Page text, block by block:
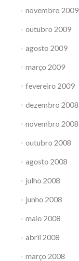
novembro 2009
outubro 2009
agosto 2009
março 2009
fevereiro 2009
dezembro 2008
novembro 2008
outubro 2008
agosto 2008
julho 2008
junho 2008
maio 2008
abril 2008
março 2008